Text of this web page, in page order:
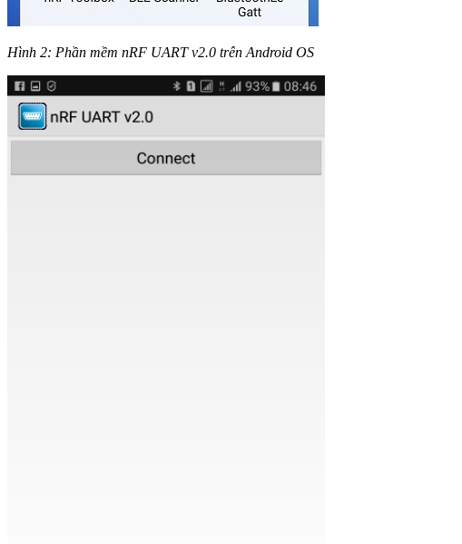
Hình 2: Phần mềm nRF UART v2.0 trên Android OS